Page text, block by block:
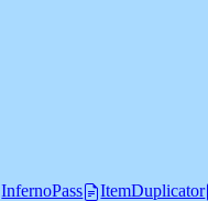
InfernoPass
ItemDuplicator